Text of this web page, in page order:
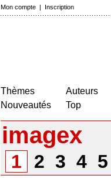
Mon compte | Inscription
Thèmes
Nouveautés
Auteurs
Top
imagex
1 2 3 4 5